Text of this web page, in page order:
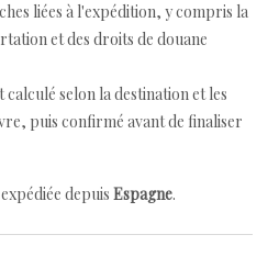
liées à l'expédition, y compris la
et des droits de douane
calculé selon la destination et les
puis confirmé avant de finaliser
depuis Espagne.